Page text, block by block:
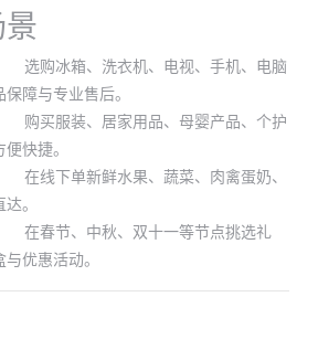
选购冰箱、洗衣机、电视、手机、电脑
障与专业售后。
购买服装、居家用品、母婴产品、个护
快捷。
在线下单新鲜水果、蔬菜、肉禽蛋奶、
。
在春节、中秋、双十一等节点挑选礼
优惠活动。